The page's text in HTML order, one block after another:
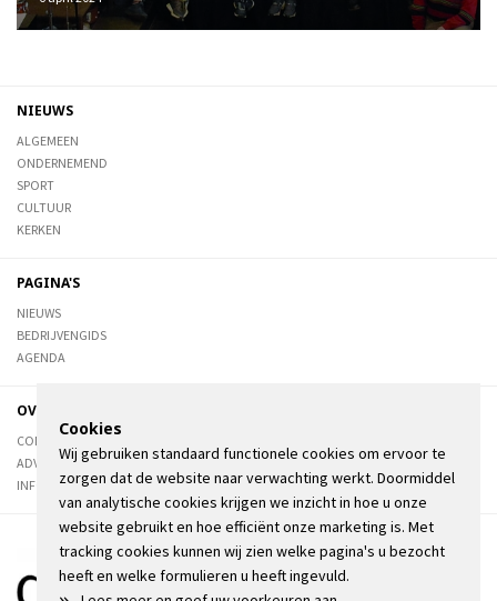
NIEUWS
ALGEMEEN
ONDERNEMEND
SPORT
CULTUUR
KERKEN
PAGINA'S
NIEUWS
BEDRIJVENGIDS
AGENDA
OVER DE STIENSER
CONTACT
ADVERTEREN
INFORMATIE
Cookies
Wij gebruiken standaard functionele cookies om ervoor te
zorgen dat de website naar verwachting werkt. Doormiddel
van analytische cookies krijgen we inzicht in hoe u onze
website gebruikt en hoe efficiënt onze marketing is. Met
tracking cookies kunnen wij zien welke pagina's u bezocht
heeft en welke formulieren u heeft ingevuld.